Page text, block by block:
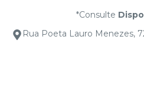
*Consulte
Rua Poeta Lauro Menezes,